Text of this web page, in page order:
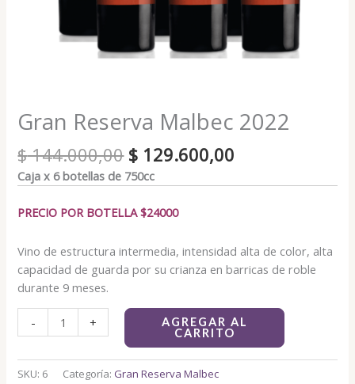
Gran Reserva Malbec 2022
$144.000,00 $ 129.600,00
Caja x 6 botellas de 750cc
PRECIO POR BOTELLA $24000
Vino de estructura intermedia, intensidad alta de color, alta
capacidad de guarda por su crianza en barricas de roble
durante 9 meses.
- +
AGREGAR AL
CARRITO
SKU: 6 Categoría: Gran Reserva Malbec